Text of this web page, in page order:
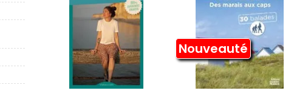
Nouveauté